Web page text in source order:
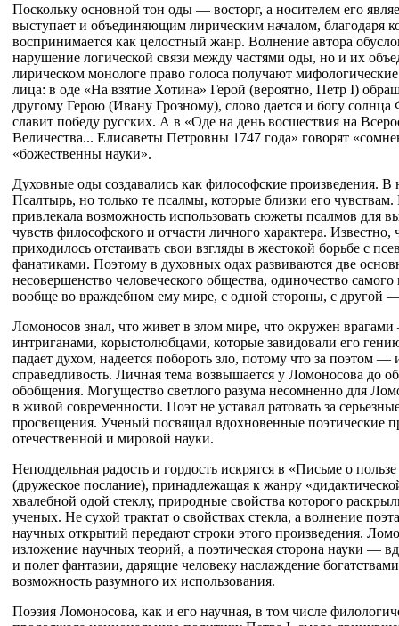
Поскольку основной тон оды — восторг, а носителем его
выступает и объединяющим лирическим началом, благодаря
воспринимается как целостный жанр. Волнение автора
нарушение логической связи между частями оды, но и их
лирическом монологе право голоса получают
лица: в оде «На взятие Хотина» Герой (вероятно, Петр I)
другому Герою (Ивану Грозному), слово дается и богу солнца
славит победу русских. А в «Оде на день восшествия на
Величества... Елисаветы Петровны 1747 года» говорят
«божественны науки».
Духовные оды создавались как философские произведения. В
Псалтырь, но только те псалмы, которые близки его
привлекала возможность использовать сюжеты псалмов для
чувств философского и отчасти личного характера.
приходилось отстаивать свои взгляды в жестокой борьбе с
фанатиками. Поэтому в духовных одах развиваются две
несовершенство человеческого общества, одиночество самого
вообще во враждебном ему мире, с одной стороны, с другой
Ломоносов знал, что живет в злом мире, что окружен
интриганами, корыстолюбцами, которые завидовали его
падает духом, надеется побороть зло, потому что за поэтом —
справедливость. Личная тема возвышается у Ломоносова до
обобщения. Могущество светлого разума несомненно для
в живой современности. Поэт не уставал ратовать за
просвещения. Ученый посвящал вдохновенные поэтические
отечественной и мировой науки.
Неподдельная радость и гордость искрятся в «Письме о
(дружеское послание), принадлежащая к жанру
хвалебной одой стеклу, природные свойства которого
ученых. Не сухой трактат о свойствах стекла, а волнение
научных открытий передают строки этого произведения.
изложение научных теорий, а поэтическая сторона науки —
и полет фантазии, дарящие человеку наслаждение
возможность разумного их использования.
Поэзия Ломоносова, как и его научная, в том числе